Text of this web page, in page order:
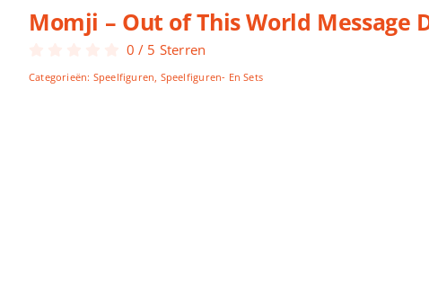
Momji – Out of This World Message
0 / 5 Sterren
Categorieën: Speelfiguren, Speelfiguren- En Sets